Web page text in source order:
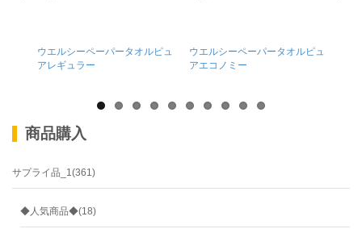
ウエルシーペーパータオルピュ
アレギュラー
ウエルシーペーパータオルピュ
アエコノミー
商品購入
サプライ品_1(361)
◆人気商品◆(18)